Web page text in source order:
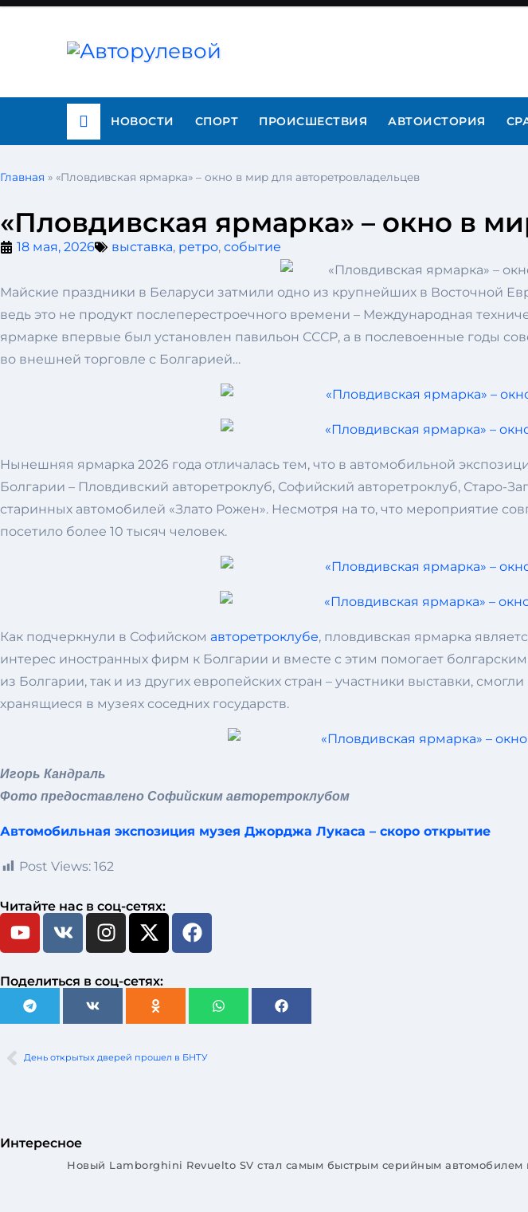
НОВОСТИ СПОРТ ПРОИСШЕСТВИЯ АВТОИСТОРИЯ
Главная » «Пловдивская ярмарка» – окно в мир для авторетровладельцев
«Пловдивская ярмарка» – окно в
18 мая, 2026 выставка, ретро, событие
Майские праздники в Беларуси затмили одно из крупнейших в Восточной
ведь это не продукт послеперестроечного времени – Международная
ярмарке впервые был установлен павильон СССР, а в послевоенные годы
во внешней торговле с Болгарией…
Нынешняя ярмарка 2026 года отличалась тем, что в автомобильной
Болгарии – Пловдивский авторетроклуб, Софийский авторетроклуб, Старо-
старинных автомобилей «Злато Рожен». Несмотря на то, что мероприятие
посетило более 10 тысяч человек.
Как подчеркнули в Софийском авторетроклубе, пловдивская ярмарка
интерес иностранных фирм к Болгарии и вместе с этим помогает
из Болгарии, так и из других европейских стран – участники выставки,
хранящиеся в музеях соседних государств.
Игорь Кандраль
Фото предоставлено Софийским авторетроклубом
Автомобильная экспозиция музея Джорджа Лукаса – скоро открытие
Post Views: 162
Читайте нас в соц-сетях:
Поделиться в соц-сетях:
День открытых дверей прошел в БНТУ
Интересное
Новый Lamborghini Revuelto SV стал самым быстрым серийным автомобилем